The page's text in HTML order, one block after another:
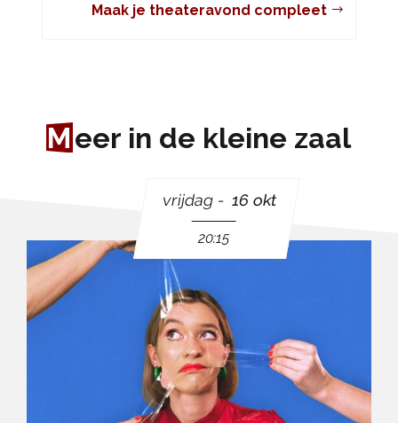
Maak je theateravond compleet
Meer in de kleine zaal
vrijdag 16 okt
20:15